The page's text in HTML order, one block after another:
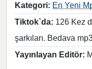
Kategori: En Yeni
Tiktok`da: 126 Kez
şarkıları. Bedava
Yayınlayan Editör: